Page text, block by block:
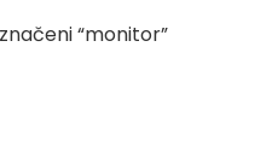
“monitor”